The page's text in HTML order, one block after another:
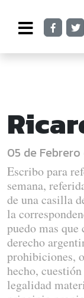
05 de
Escribo para
semana,
de una casilla
la
puedo mas
derecho
prohibiciones,
hecho,
legalidad